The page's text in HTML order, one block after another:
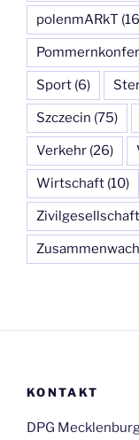
polenmARkT
Sport (6)
Szczecin (75)
Verkehr (26)
Wirtschaft (10)
Zivilgesellschaft
KONTAKT
DPG